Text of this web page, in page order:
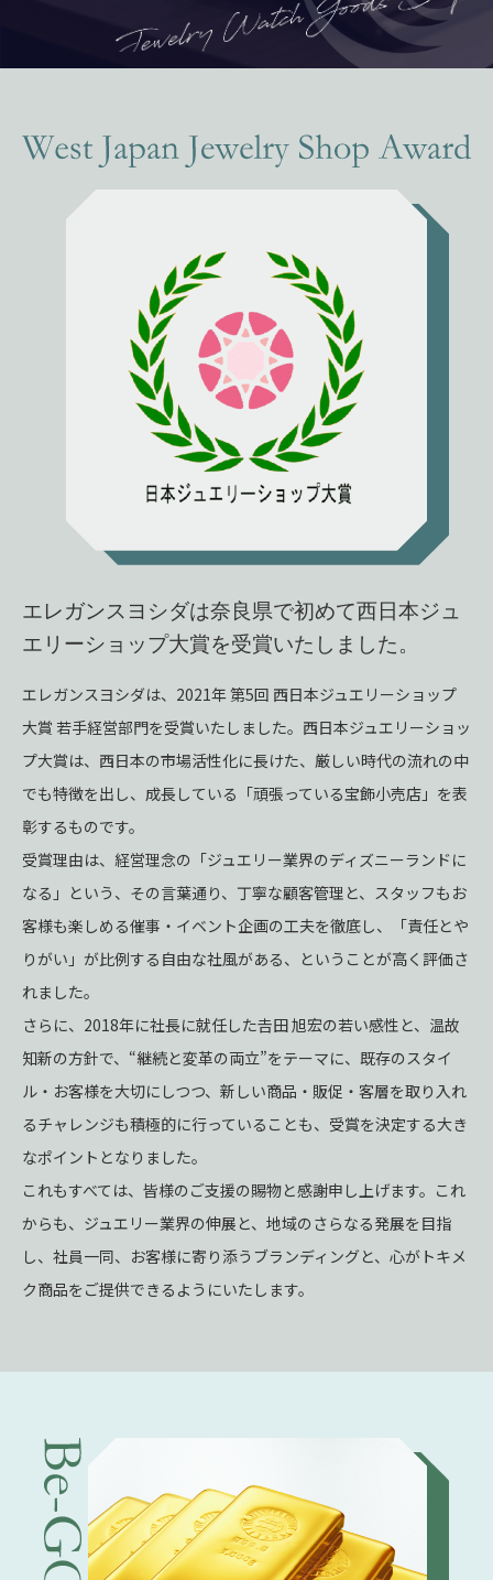
エレガンスヨシダは奈良県で初めて西日本ジュ
エリーショップ大賞を受賞いたしました。
エレガンスヨシダは、2021年 第5回 西日本ジュエリーショップ
大賞 若手経営部門を受賞いたしました。西日本ジュエリーショッ
プ大賞は、西日本の市場活性化に長けた、厳しい時代の流れの中
でも特徴を出し、成長している「頑張っている宝飾小売店」を表
彰するものです。
受賞理由は、経営理念の「ジュエリー業界のディズニーランドに
なる」という、その言葉通り、丁寧な顧客管理と、スタッフもお
客様も楽しめる催事・イベント企画の工夫を徹底し、「責任とや
りがい」が比例する自由な社風がある、ということが高く評価さ
れました。
さらに、2018年に社長に就任した𠮷田 旭宏の若い感性と、温故
知新の方針で、“継続と変革の両立”をテーマに、既存のスタイ
ル・お客様を大切にしつつ、新しい商品・販促・客層を取り入れ
るチャレンジも積極的に行っていることも、受賞を決定する大き
なポイントとなりました。
これもすべては、皆様のご支援の賜物と感謝申し上げます。これ
からも、ジュエリー業界の伸展と、地域のさらなる発展を目指
し、社員一同、お客様に寄り添うブランディングと、心がトキメ
ク商品をご提供できるようにいたします。